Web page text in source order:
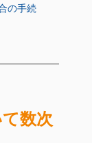
の手続
数次